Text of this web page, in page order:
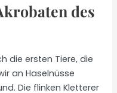
des
die ersten Tiere, die
an Haselnüsse
Die flinken Kletterer